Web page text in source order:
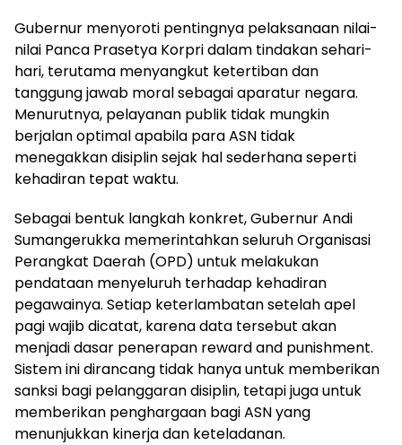
Gubernur menyoroti pentingnya pelaksanaan nilai-
nilai Panca Prasetya Korpri dalam tindakan sehari-
hari, terutama menyangkut ketertiban dan
tanggung jawab moral sebagai aparatur negara.
Menurutnya, pelayanan publik tidak mungkin
berjalan optimal apabila para ASN tidak
menegakkan disiplin sejak hal sederhana seperti
kehadiran tepat waktu.
Sebagai bentuk langkah konkret, Gubernur Andi
Sumangerukka memerintahkan seluruh Organisasi
Perangkat Daerah (OPD) untuk melakukan
pendataan menyeluruh terhadap kehadiran
pegawainya. Setiap keterlambatan setelah apel
pagi wajib dicatat, karena data tersebut akan
menjadi dasar penerapan reward and punishment.
Sistem ini dirancang tidak hanya untuk memberikan
sanksi bagi pelanggaran disiplin, tetapi juga untuk
memberikan penghargaan bagi ASN yang
menunjukkan kinerja dan keteladanan.